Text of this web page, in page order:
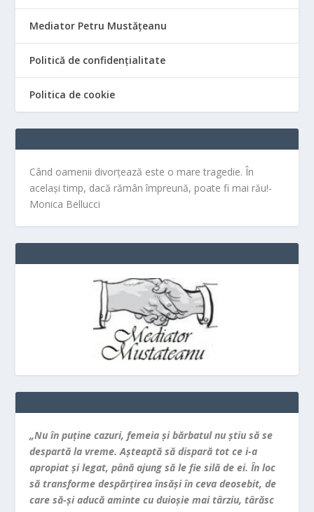
Mediator Petru Mustățeanu
Politică de confidențialitate
Politica de cookie
Când oamenii divorțează este o mare tragedie. În
același timp, dacă rămân împreună, poate fi mai rău!-
Monica Bellucci
„Nu în puţine cazuri, femeia şi bărbatul nu ştiu să se
despartă la vreme. Aşteaptă să dispară tot ce i-a
apropiat şi legat, până ajung să le fie silă de ei. În loc
să transforme despărţirea însăşi în ceva deosebit, de
care să-şi aducă aminte cu duioşie mai târziu, târăsc